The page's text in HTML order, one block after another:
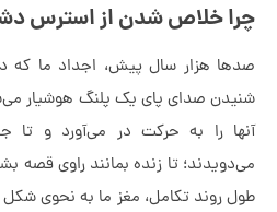
خلاص شدن از استرس دشوار
هزار سال پیش، اجداد ما که در
صدای پای یک پلنگ هوشیار می‌شدند.
را به حرکت در می‌آورد و تا جایی که
تا زنده بمانند راوی قصه بشریت
تکامل، مغز ما به نحوی شکل گرفت